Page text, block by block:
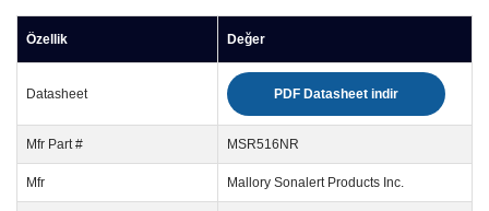
Özellik Değer
Datasheet PDF Datasheet indir
Mfr Part # MSR516NR
Mfr Mallory Sonalert Products Inc.